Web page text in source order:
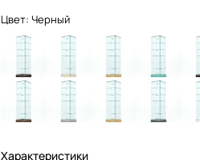
Цвет:Черный
Характеристики